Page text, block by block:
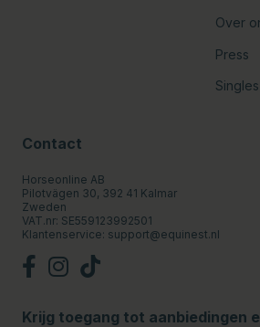
Over
Press
Contact
Horseonline AB
Pilotvägen 30, 392 41 Kalmar
Zweden
VAT.nr: SE559123992501
Klantenservice: support@equinest.nl
Krijg toegang tot aanbiedingen